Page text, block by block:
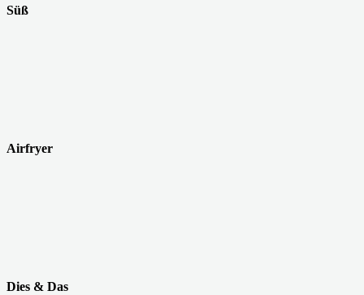
Süß
Airfryer
Dies & Das